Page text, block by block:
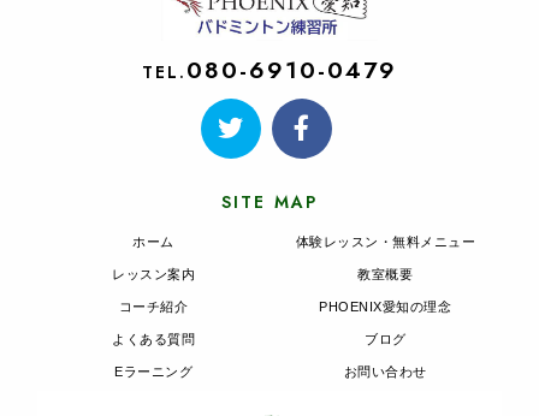
TEL. 080-6910-0479
SITE MAP
ホーム
レッスン案内
コーチ紹介
よくある質問
Eラーニング
体験レッスン・無料メニュー
教室概要
PHOENIX愛知の理念
ブログ
お問い合わせ